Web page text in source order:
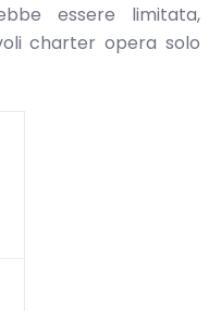
essere limitata,
charter opera solo